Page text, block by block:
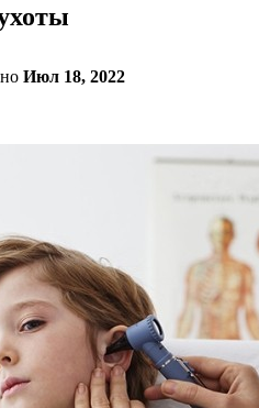
Июл 18, 2022